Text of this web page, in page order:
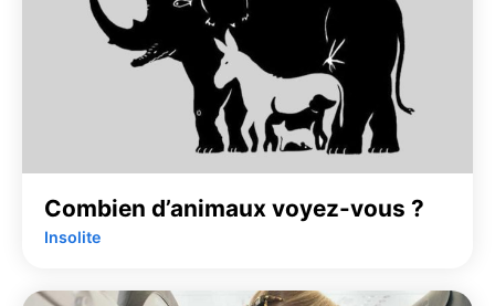
Combien d’animaux voyez-vous ?
Insolite